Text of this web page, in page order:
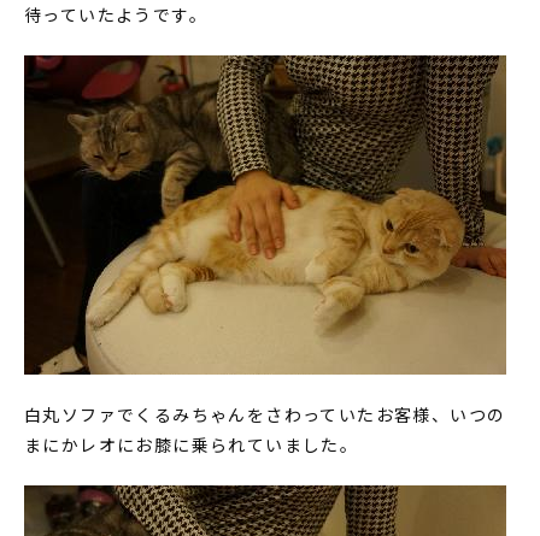
待っていたようです。
白丸ソファでくるみちゃんをさわっていたお客様、いつの
まにかレオにお膝に乗られていました。